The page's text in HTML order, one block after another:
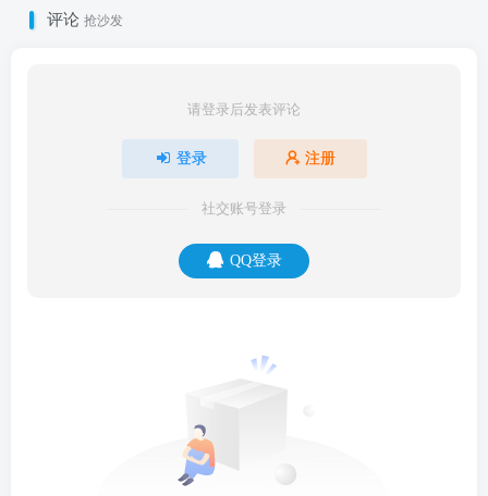
评论 抢沙发
请登录后发表评论
登录 注册
社交账号登录
QQ登录